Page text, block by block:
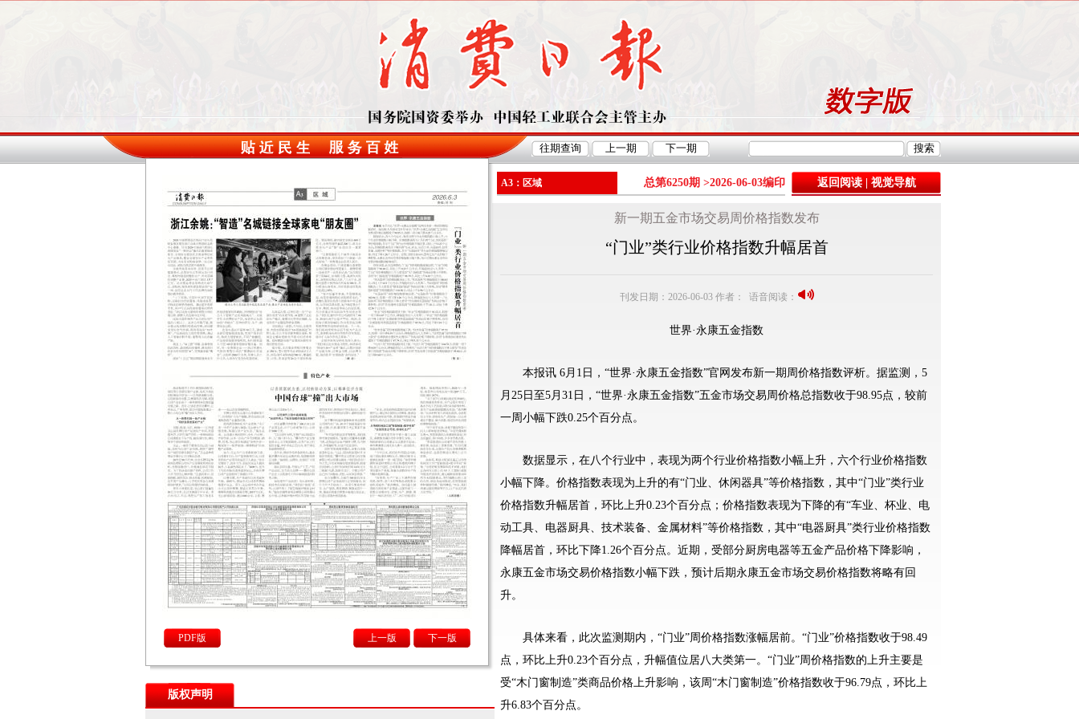
PDF版 下一版
上一版
版权声明
A3：区域 总第6250期 >2026-06-03编印 返回阅读|视觉导航
新一期五金市场交易周价格指数发布
“门业”类行业价格指数升幅居首
刊发日期：2026-06-03 作者： 语音阅读：
世界·永康五金指数
本报讯 6月1日，“世界·永康五金指数”官网发布新一期周价格指数评析。据监测，5
月25日至5月31日，“世界·永康五金指数”五金市场交易周价格总指数收于98.95点，较前
一周小幅下跌0.25个百分点。
数据显示，在八个行业中，表现为两个行业价格指数小幅上升，六个行业价格指数
小幅下降。价格指数表现为上升的有“门业、休闲器具”等价格指数，其中“门业”类行业
价格指数升幅居首，环比上升0.23个百分点；价格指数表现为下降的有“车业、杯业、电
动工具、电器厨具、技术装备、金属材料”等价格指数，其中“电器厨具”类行业价格指数
降幅居首，环比下降1.26个百分点。近期，受部分厨房电器等五金产品价格下降影响，
永康五金市场交易价格指数小幅下跌，预计后期永康五金市场交易价格指数将略有回
升。
具体来看，此次监测期内，“门业”周价格指数涨幅居前。“门业”价格指数收于98.49
点，环比上升0.23个百分点，升幅值位居八大类第一。“门业”周价格指数的上升主要是
受“木门窗制造”类商品价格上升影响，该周“木门窗制造”价格指数收于96.79点，环比上
升6.83个百分点。